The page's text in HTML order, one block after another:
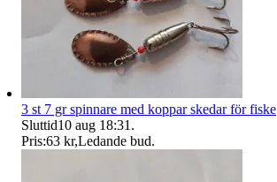
3 st 7 gr spinnare med koppar skedar för fiske
Sluttid10 aug 18:31 .
Pris:63 kr,Ledande bud.